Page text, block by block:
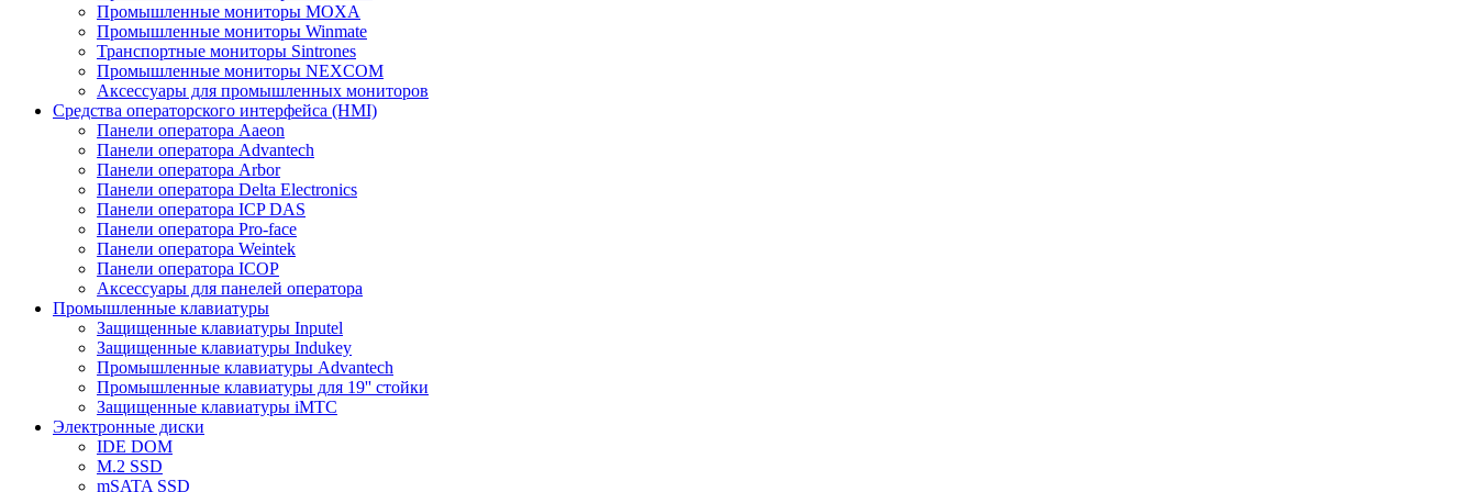
Промышленные мониторы MOXA
Промышленные мониторы Winmate
Транспортные мониторы Sintrones
Промышленные мониторы NEXCOM
Аксессуары для промышленных мониторов
Средства операторского интерфейса (HMI)
Панели оператора Aaeon
Панели оператора Advantech
Панели оператора Arbor
Панели оператора Delta Electronics
Панели оператора ICP DAS
Панели оператора Pro-face
Панели оператора Weintek
Панели оператора ICOP
Аксессуары для панелей оператора
Промышленные клавиатуры
Защищенные клавиатуры Inputel
Защищенные клавиатуры Indukey
Промышленные клавиатуры Advantech
Промышленные клавиатуры для 19'' стойки
Защищенные клавиатуры iMTC
Электронные диски
IDE DOM
M.2 SSD
mSATA SSD